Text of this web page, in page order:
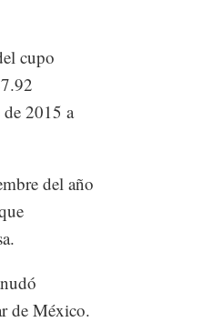
cupo
2015 a
del año
de México.